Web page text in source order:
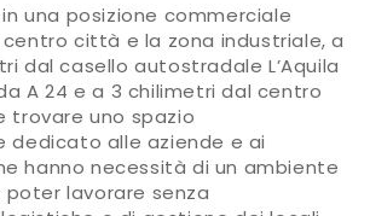
una posizione commerciale
città e la zona industriale, a
dal casello autostradale L’Aquila
A 24 e a 3 chilimetri dal centro
trovare uno spazio
alle aziende e ai
hanno necessità di un ambiente
lavorare senza